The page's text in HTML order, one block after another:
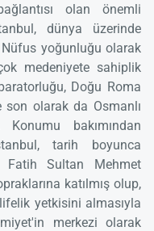
olan önemli
dünya üzerinde
yoğunluğu olarak
medeniyete sahiplik
Doğu Roma
olarak da Osmanlı
Konumu bakımından
tarih boyunca
Fatih Sultan Mehmet
katılmış olup,
yetkisini almasıyla
merkezi olarak